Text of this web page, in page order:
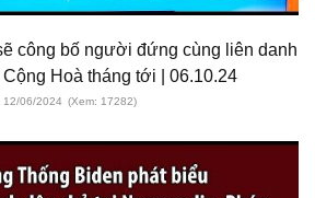
công bố người đứng cùng liên danh
Hoà tháng tới | 06.10.24
12/06/2024 (Xem: 17282)